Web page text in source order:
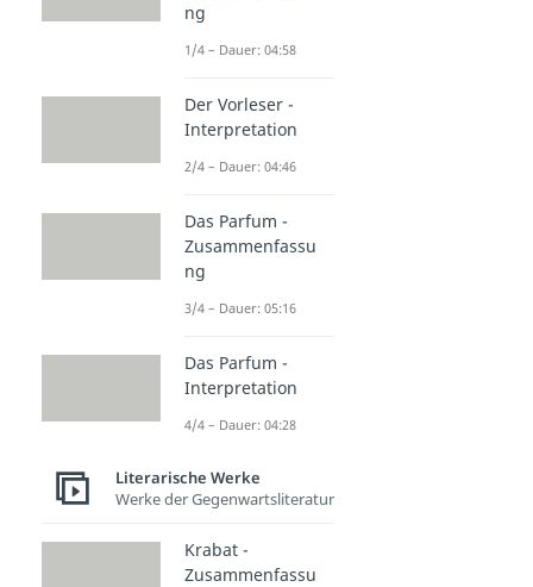
ng
1/4 – Dauer: 04:58
Der Vorleser -
Interpretation
2/4 – Dauer: 04:46
Das Parfum -
Zusammenfassu
ng
3/4 – Dauer: 05:16
Das Parfum -
Interpretation
4/4 – Dauer: 04:28
Literarische Werke
Werke der Gegenwartsliteratur
Krabat -
Zusammenfassu